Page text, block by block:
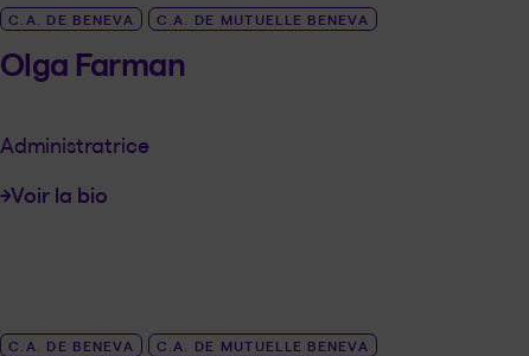
C.A. DE BENEVA C.A. DE MUTUELLE BENEVA
Olga Farman
Administratrice
Voir la bio
LINK_SR_DE Olga Farman
C.A. DE BENEVA
C.A. DE MUTUELLE BENEVA